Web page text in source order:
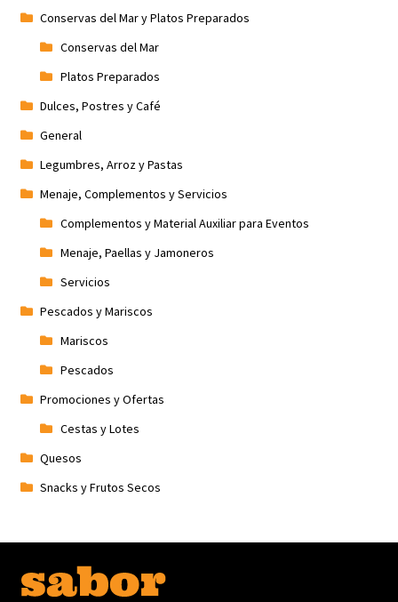
Conservas del Mar y Platos Preparados
Conservas del Mar
Platos Preparados
Dulces, Postres y Café
General
Legumbres, Arroz y Pastas
Menaje, Complementos y Servicios
Complementos y Material Auxiliar para Eventos
Menaje, Paellas y Jamoneros
Servicios
Pescados y Mariscos
Mariscos
Pescados
Promociones y Ofertas
Cestas y Lotes
Quesos
Snacks y Frutos Secos